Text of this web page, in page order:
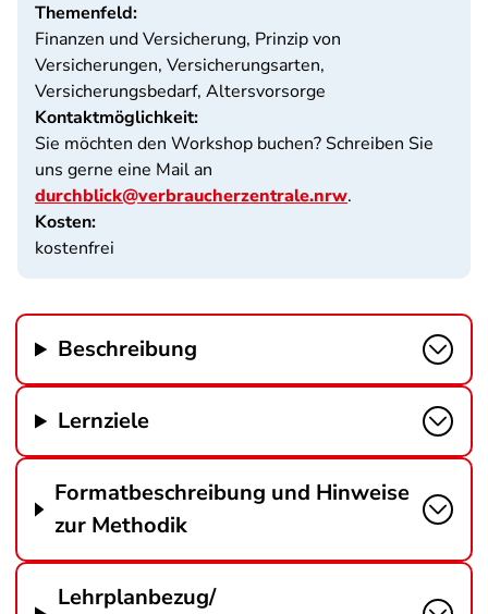
Themenfeld:
Finanzen und Versicherung, Prinzip von
Versicherungen, Versicherungsarten,
Versicherungsbedarf, Altersvorsorge
Kontaktmöglichkeit:
Sie möchten den Workshop buchen? Schreiben Sie
uns gerne eine Mail an
durchblick@verbraucherzentrale.nrw.
Kosten:
kostenfrei
Beschreibung
Lernziele
Formatbeschreibung und Hinweise
zur Methodik
Lehrplanbezug/